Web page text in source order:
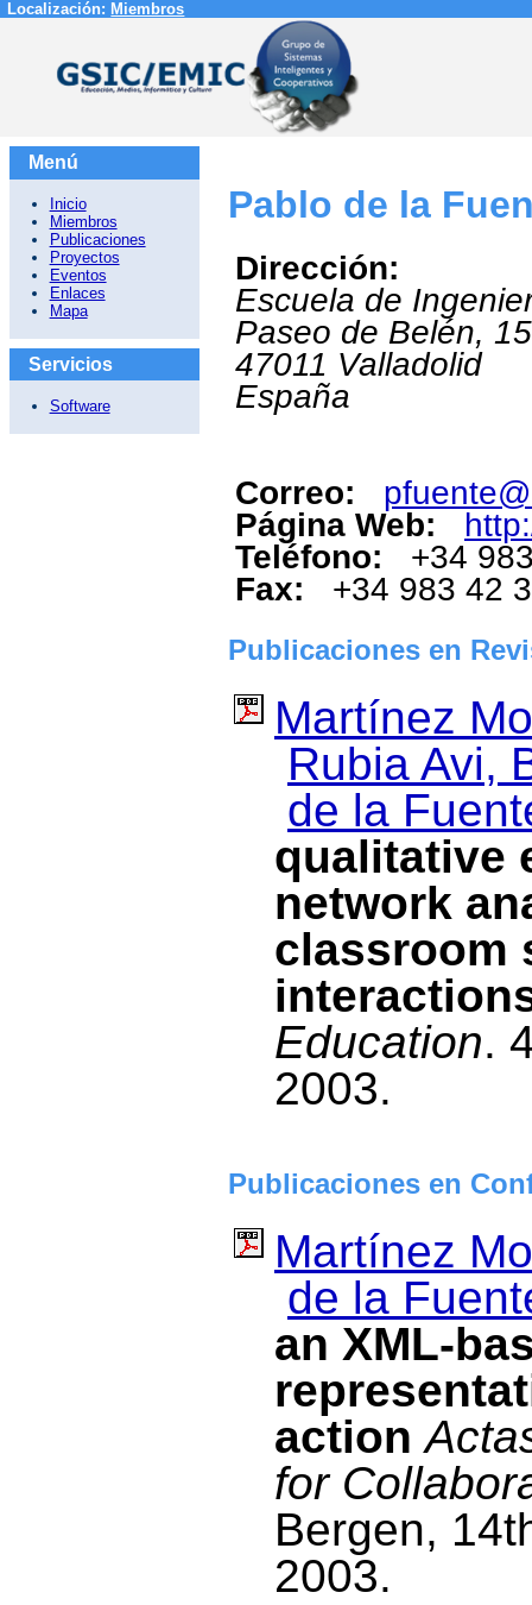
Localización: Miembros
Menú
Inicio
Miembros
Publicaciones
Proyectos
Eventos
Enlaces
Mapa
Servicios
Software
Pablo de la
Dirección:
Escuela de
Paseo de Belén, 15
47011 Valladolid
España
Correo:
Página Web:
Teléfono:
+34
Fax:
+34 983 42
Publicaciones en
Martínez
Rubia Avi,
de la
qualitative
network
classroom
Education.
2003.
Publicaciones en
Martínez
de la
an XML-
action
for
Bergen,
2003.